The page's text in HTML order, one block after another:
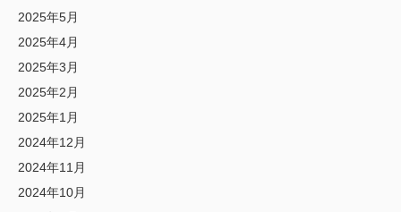
2025年5月
2025年4月
2025年3月
2025年2月
2025年1月
2024年12月
2024年11月
2024年10月